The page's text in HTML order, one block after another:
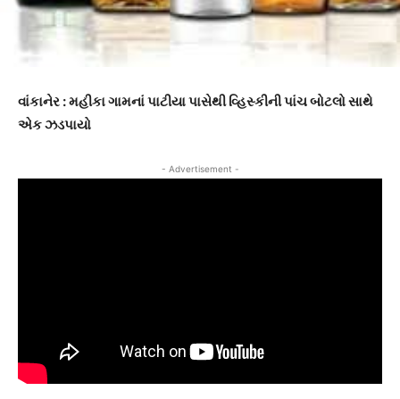
વાંકાનેર : મહીકા ગામનાં પાટીયા પાસેથી વ્હિસ્કીની પાંચ બોટલો સાથે
એક ઝડપાયો
- Advertisement -